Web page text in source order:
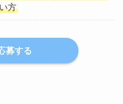
方
募する